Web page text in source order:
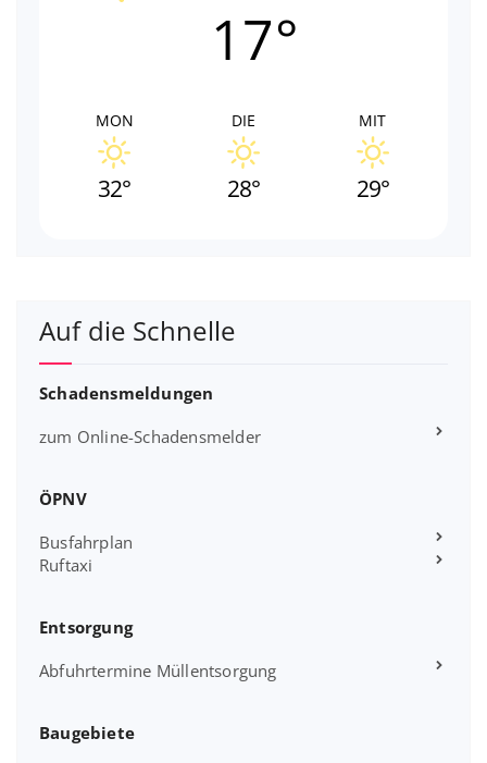
17°
MON
32°
DIE
28°
MIT
29°
Auf die Schnelle
Schadensmeldungen
zum Online-Schadensmelder
ÖPNV
Busfahrplan
Ruftaxi
Entsorgung
Abfuhrtermine Müllentsorgung
Baugebiete